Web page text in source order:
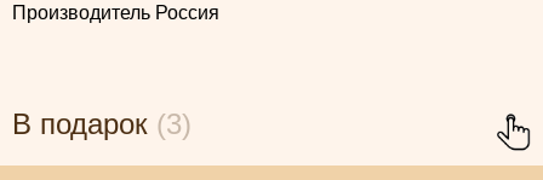
Производитель Россия
В подарок (3)